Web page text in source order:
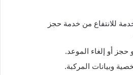
للانتفاع من خدمة حجز
حجز أو إلغاء الموعد.
وبيانات المركبة.